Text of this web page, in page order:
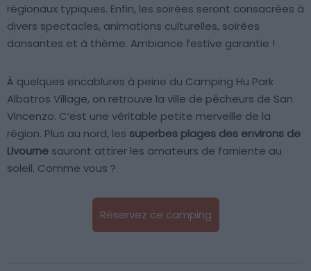
régionaux typiques. Enfin, les soirées seront consacrées à
divers spectacles, animations culturelles, soirées
dansantes et à thème. Ambiance festive garantie !
À quelques encablures à peine du Camping Hu Park
Albatros Village, on retrouve la ville de pêcheurs de San
Vincenzo. C’est une véritable petite merveille de la
région. Plus au nord, les superbes plages des environs de
Livourne sauront attirer les amateurs de farniente au
soleil. Comme vous ?
Réservez ce camping